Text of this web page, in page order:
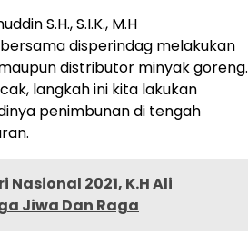
S.H., S.I.K., M.H
disperindag melakukan
distributor minyak goreng.
langkah ini kita lakukan
penimbunan di tengah
2021, K.H Ali
Jiwa Dan Raga